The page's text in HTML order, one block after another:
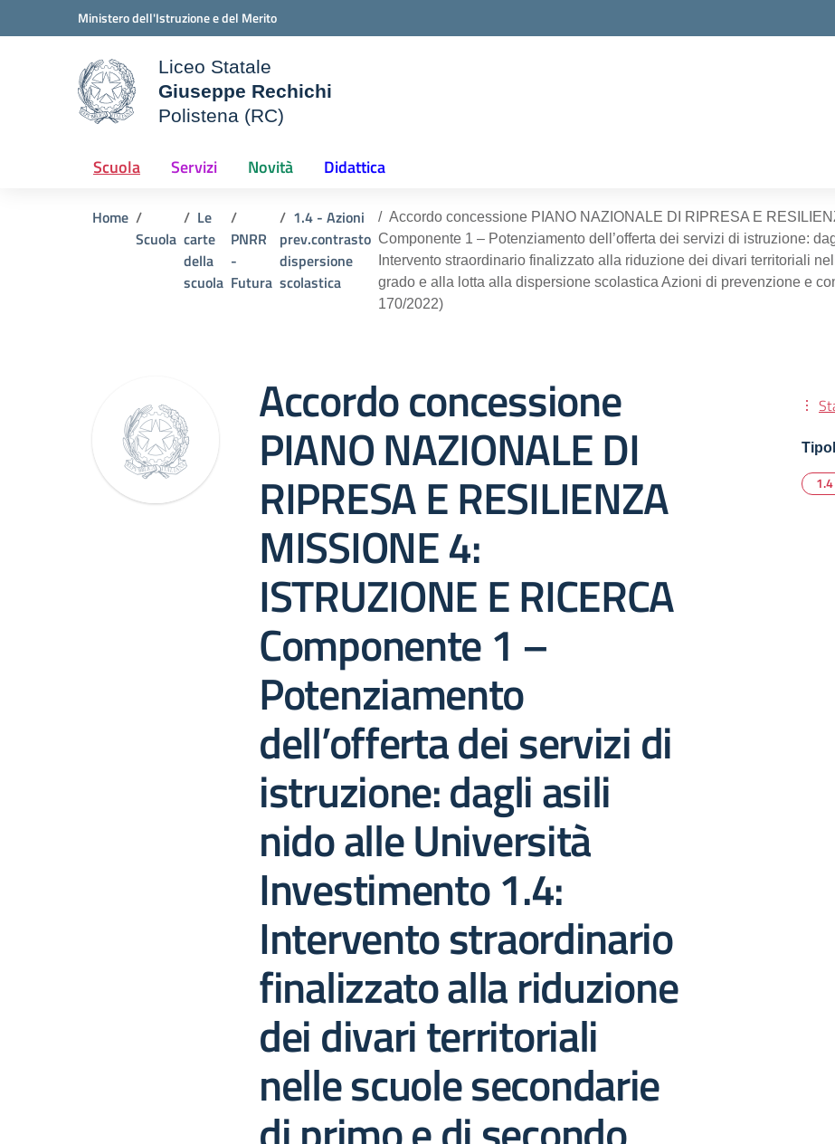
Vai ai contenuti
Vai al menu di navigazioneMinistero dell'Istruzione e del Merito
della scuola
Liceo Statale
Giuseppe Rechichi
Polistena (RC)
Scuola Servizi Novità Didattica
Home
Scuola
Le
carte
della
scuola
PNRR
-
Futura
1.4 - Azioni
prev.contrasto
dispersione
scolastica
Accordo concessione PIANO NAZIONALE DI RIPRESA E
Componente 1 – Potenziamento dell’offerta dei servizi di istruzione:
Intervento straordinario finalizzato alla riduzione dei divari territoriali
grado e alla lotta alla dispersione scolastica Azioni di prevenzione e
170/2022)
Accordo concessione
PIANO NAZIONALE DI
RIPRESA E RESILIENZA
MISSIONE 4:
ISTRUZIONE E RICERCA
Componente 1 –
Potenziamento
dell’offerta dei servizi di
istruzione: dagli asili
nido alle Università
Investimento 1.4:
Intervento straordinario
finalizzato alla riduzione
dei divari territoriali
nelle scuole secondarie